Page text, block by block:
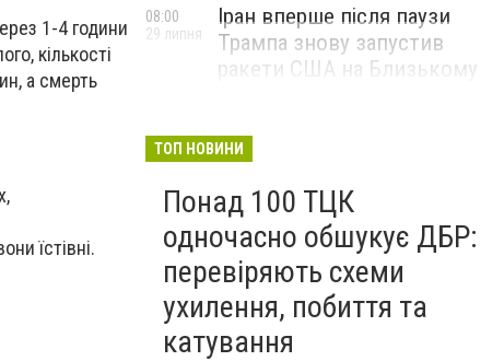
1-4 години
кількості
а смерть
їстівні.
Іран вперше після паузи
Трампа знову запустив
ракети США на Близькому
08:00
29 липня
ТОП НОВИНИ
Понад 100 ТЦК
одночасно обшукує ДБР:
перевіряють схеми
ухилення, побиття та
катування